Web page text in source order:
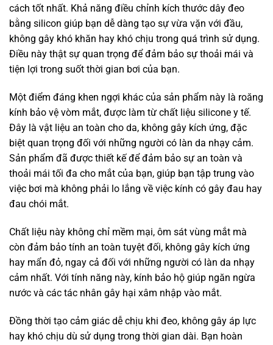
cách tốt nhất. Khả năng điều chỉnh kích thước dây đeo
bằng silicon giúp bạn dễ dàng tạo sự vừa vặn với đầu,
không gây khó khăn hay khó chịu trong quá trình sử dụng.
Điều này thật sự quan trọng để đảm bảo sự thoải mái và
tiện lợi trong suốt thời gian bơi của bạn.
Một điểm đáng khen ngợi khác của sản phẩm này là roăng
kính bảo vệ vòm mắt, được làm từ chất liệu silicone y tế.
Đây là vật liệu an toàn cho da, không gây kích ứng, đặc
biệt quan trọng đối với những người có làn da nhạy cảm.
Sản phẩm đã được thiết kế để đảm bảo sự an toàn và
thoải mái tối đa cho mắt của bạn, giúp bạn tập trung vào
việc bơi mà không phải lo lắng về việc kính có gây đau hay
đau chói mắt.
Chất liệu này không chỉ mềm mại, ôm sát vùng mắt mà
còn đảm bảo tính an toàn tuyệt đối, không gây kích ứng
hay mẩn đỏ, ngay cả đối với những người có làn da nhạy
cảm nhất. Với tính năng này, kính bảo hộ giúp ngăn ngừa
nước và các tác nhân gây hại xâm nhập vào mắt.
Đồng thời tạo cảm giác dễ chịu khi đeo, không gây áp lực
hay khó chịu dù sử dụng trong thời gian dài. Bạn hoàn